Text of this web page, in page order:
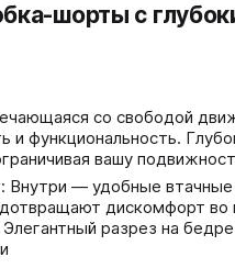
шорты с
со свободой
и функциональность.
вашу
Внутри — удобные
дискомфорт во
разрез на